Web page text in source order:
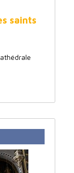
saints